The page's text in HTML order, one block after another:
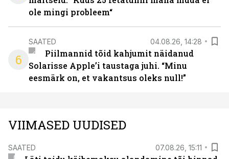
ole mingi probleem“
6
SAATED 04.08.26, 14:28
Piilmannid tõid kahjumit näidanud
Solarisse Apple’i taustaga juhi. “Minu
eesmärk on, et vakantsus oleks null!”
VIIMASED UUDISED
SAATED 07.08.26, 15:11